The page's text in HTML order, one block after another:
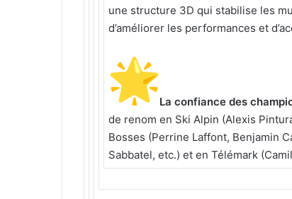
une structure 3D qui stabilise les
d’améliorer les performances et
La confiance des
de renom en Ski Alpin (Alexis
Bosses (Perrine Laffont, Benjamin
Sabbatel, etc.) et en Télémark